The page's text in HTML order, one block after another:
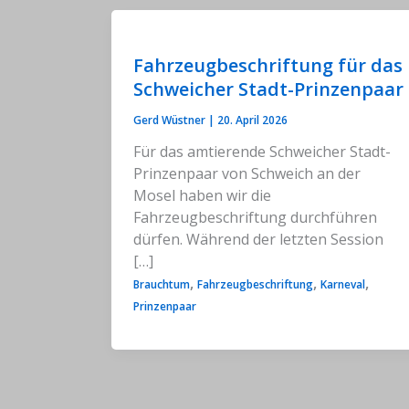
Fahrzeugbeschriftung für das
Schweicher Stadt-Prinzenpaar
Gerd Wüstner | 20. April 2026
Für das amtierende Schweicher Stadt-
Prinzenpaar von Schweich an der
Mosel haben wir die
Fahrzeugbeschriftung durchführen
dürfen. Während der letzten Session
[…]
Brauchtum, Fahrzeugbeschriftung, Karneval,
Prinzenpaar